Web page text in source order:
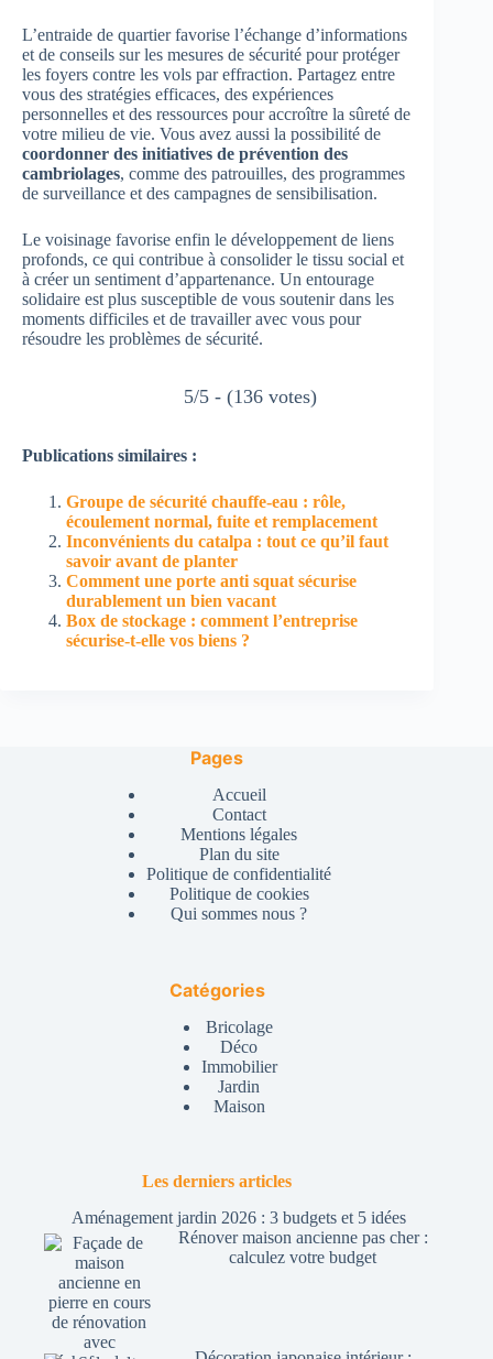
L’entraide de quartier favorise l’échange d’informations
et de conseils sur les mesures de sécurité pour protéger
les foyers contre les vols par effraction. Partagez entre
vous des stratégies efficaces, des expériences
personnelles et des ressources pour accroître la sûreté de
votre milieu de vie. Vous avez aussi la possibilité de
coordonner des initiatives de prévention des
cambriolages, comme des patrouilles, des programmes
de surveillance et des campagnes de sensibilisation.
Le voisinage favorise enfin le développement de liens
profonds, ce qui contribue à consolider le tissu social et
à créer un sentiment d’appartenance. Un entourage
solidaire est plus susceptible de vous soutenir dans les
moments difficiles et de travailler avec vous pour
résoudre les problèmes de sécurité.
5/5 - (136 votes)
Publications similaires :
Groupe de sécurité chauffe-eau : rôle,
écoulement normal, fuite et remplacement
Inconvénients du catalpa : tout ce qu’il faut
savoir avant de planter
Comment une porte anti squat sécurise
durablement un bien vacant
Box de stockage : comment l’entreprise
sécurise-t-elle vos biens ?
Pages
Accueil
Contact
Mentions légales
Plan du site
Politique de confidentialité
Politique de cookies
Qui sommes nous ?
Catégories
Bricolage
Déco
Immobilier
Jardin
Maison
Les derniers articles
Aménagement jardin 2026 : 3 budgets et 5 idées
Rénover maison ancienne pas cher :
calculez votre budget